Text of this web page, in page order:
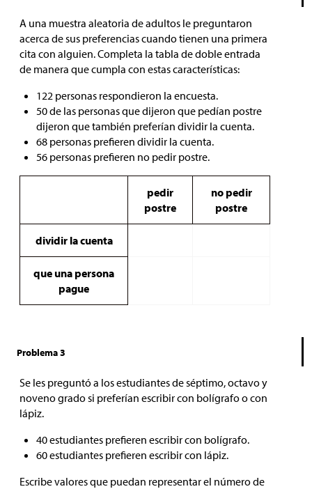
A una muestra aleatoria de adultos le preguntaron
acerca de sus preferencias cuando tienen una primera
cita con alguien. Completa la tabla de doble entrada
de manera que cumpla con estas características:
122 personas respondieron la encuesta.
50 de las personas que dijeron que pedían postre
dijeron que también preferían dividir la cuenta.
68 personas prefieren dividir la cuenta.
56 personas prefieren no pedir postre.
pedir
postre
no pedir
postre
dividir la cuenta
que una persona
pague
Problema 3
Se les preguntó a los estudiantes de séptimo, octavo y
noveno grado si preferían escribir con bolígrafo o con
lápiz.
40 estudiantes prefieren escribir con bolígrafo.
60 estudiantes prefieren escribir con lápiz.
Escribe valores que puedan representar el número de